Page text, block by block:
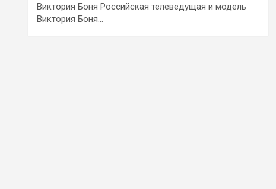
Виктория Боня Российская телеведущая и модель
Виктория Боня…